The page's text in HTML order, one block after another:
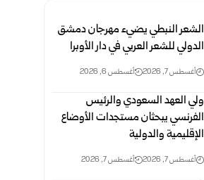
الشعر النبطي يضيء مهرجان دمشق
الدولي للشعر العربي في دار الأوبرا
أغسطس 7, 2026 أغسطس 6, 2026
ولي العهد السعودي والرئيس
الفرنسي يبحثان مستجدات الأوضاع
الإقليمية والدولية
أغسطس 7, 2026 أغسطس 7, 2026